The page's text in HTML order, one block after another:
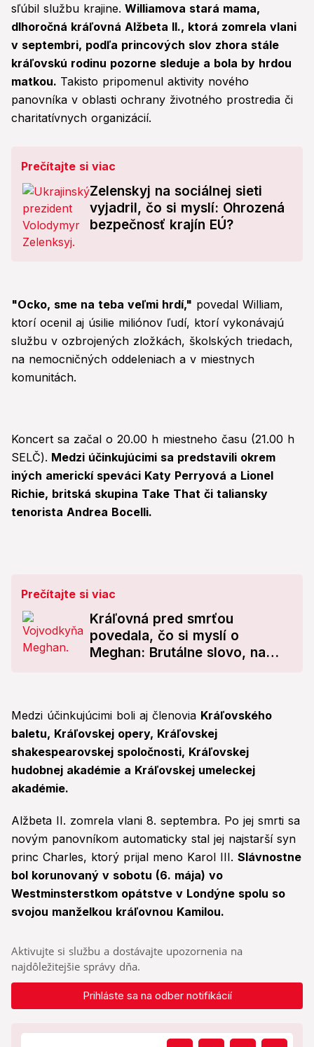
sľúbil službu krajine. Williamova stará mama,
dlhoročná kráľovná Alžbeta II., ktorá zomrela vlani
v septembri, podľa princových slov zhora stále
kráľovskú rodinu pozorne sleduje a bola by hrdou
matkou. Takisto pripomenul aktivity nového
panovníka v oblasti ochrany životného prostredia či
charitatívnych organizácií.
Prečítajte si viac
Zelenskyj na sociálnej sieti
vyjadril, čo si myslí: Ohrozená
bezpečnosť krajín EÚ?
"Ocko, sme na teba veľmi hrdí," povedal William,
ktorí ocenil aj úsilie miliónov ľudí, ktorí vykonávajú
službu v ozbrojených zložkách, školských triedach,
na nemocničných oddeleniach a v miestnych
komunitách.
Koncert sa začal o 20.00 h miestneho času (21.00 h
SELČ). Medzi účinkujúcimi sa predstavili okrem
iných americkí speváci Katy Perryová a Lionel
Richie, britská skupina Take That či taliansky
tenorista Andrea Bocelli.
Prečítajte si viac
Kráľovná pred smrťou
povedala, čo si myslí o
Meghan: Brutálne slovo, na
Medzi účinkujúcimi boli aj členovia Kráľovského
baletu, Kráľovskej opery, Kráľovskej
shakespearovskej spoločnosti, Kráľovskej
hudobnej akadémie a Kráľovskej umeleckej
akadémie.
Alžbeta II. zomrela vlani 8. septembra. Po jej smrti sa
novým panovníkom automaticky stal jej najstarší syn
princ Charles, ktorý prijal meno Karol III. Slávnostne
bol korunovaný v sobotu (6. mája) vo
Westminsterstkom opátstve v Londýne spolu so
svojou manželkou kráľovnou Kamilou.
Aktivujte si službu a dostávajte upozornenia na
najdôležitejšie správy dňa.
Prihláste sa na odber notifikácií